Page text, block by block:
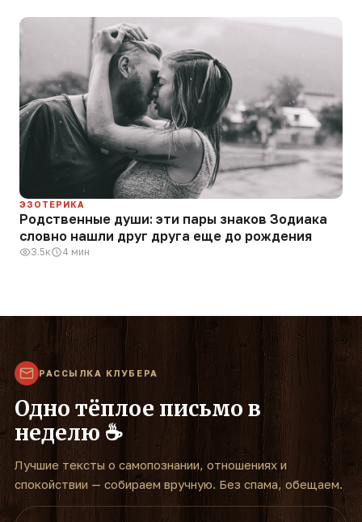
ЭЗОТЕРИКА
Родственные души: эти пары знаков Зодиака
словно нашли друг друга еще до рождения
3.5к 4 мин
РАССЫЛКА КЛУБЕРА
Одно тёплое письмо в
неделю ☕
Лучшие тексты о самопознании, отношениях и
спокойствии — собираем вручную. Без спама, обещаем.